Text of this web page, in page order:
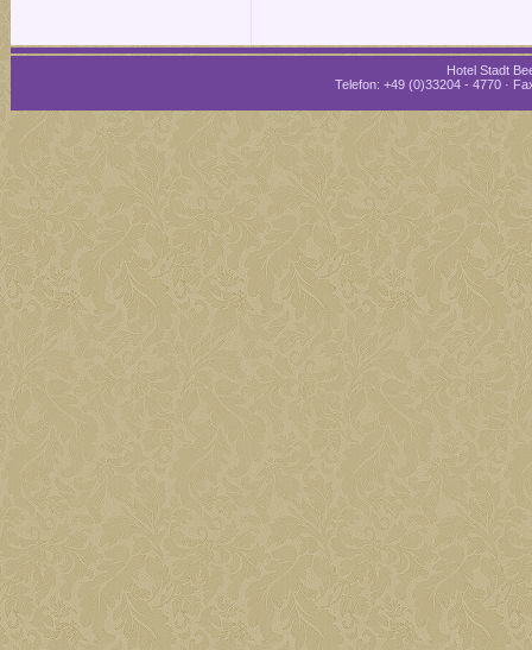
Hotel Stadt
Telefon: +49 (0)33204 - 4770 ·